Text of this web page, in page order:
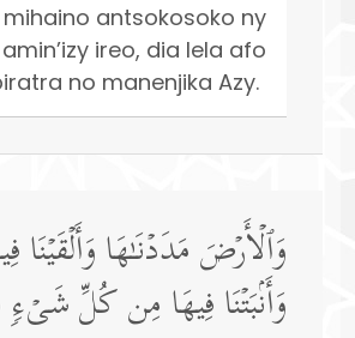
antsokosoko ny
ireo, dia lela afo
no manenjika Azy.
وَٱلۡأَرۡضَ مَدَدۡنَـٰهَا وَأَلۡقَیۡنَا
وَأَنۢبَتۡنَا فِیهَا مِن كُلِّ